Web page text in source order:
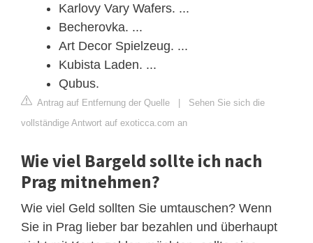
Karlovy Vary Wafers. ...
Becherovka. ...
Art Decor Spielzeug. ...
Kubista Laden. ...
Qubus.
Antrag auf Entfernung der Quelle | Sehen Sie sich die
vollständige Antwort auf exoticca.com an
Wie viel Bargeld sollte ich nach
Prag mitnehmen?
Wie viel Geld sollten Sie umtauschen? Wenn
Sie in Prag lieber bar bezahlen und überhaupt